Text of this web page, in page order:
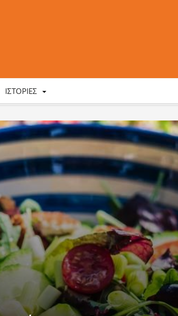
ΙΣΤΟΡΊΕΣ